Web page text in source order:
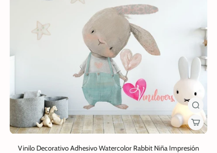
Vinilo Decorativo Adhesivo Watercolor Rabbit Niña Impresión